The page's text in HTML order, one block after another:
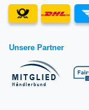
Unsere Partner